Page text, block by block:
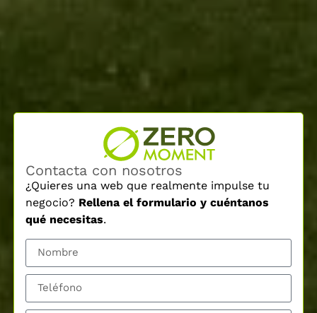
Contacta con nosotros
¿Quieres una web que realmente impulse tu
negocio? Rellena el formulario y cuéntanos
qué necesitas.